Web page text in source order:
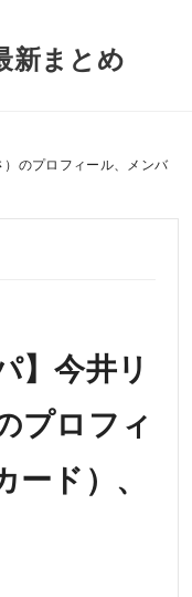
新まとめ
）のプロフィール、メンバ
】今井リ
プロフィ
ド）、